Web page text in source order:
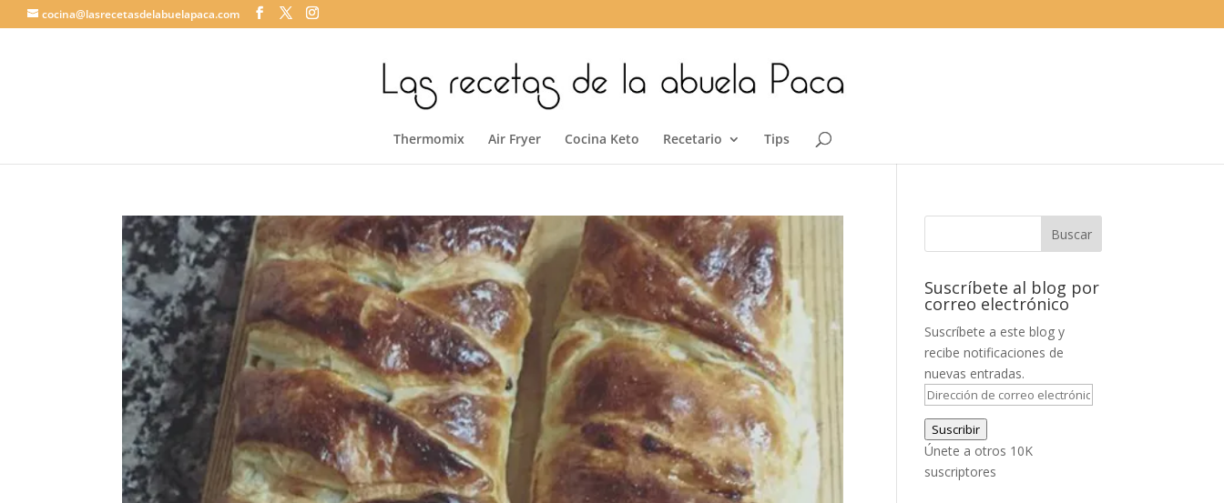
cocina@lasrecetasdelabuelapaca.com
Thermomix Air Fryer Cocina Keto Recetario Tips
Suscríbete al blog por
correo electrónico
Suscríbete a este blog y
recibe notificaciones de
nuevas entradas.
Dirección
de
correo
electrónico
Suscribir
Únete a otros 10K
suscriptores